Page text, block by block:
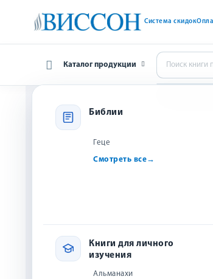
Система скидок
Каталог продукции
Библии
Геце
Смотреть все→
Книги для личного
изучения
Альманахи
Книги популярных авторов
Художественная
Книги для жизни вне
церкви